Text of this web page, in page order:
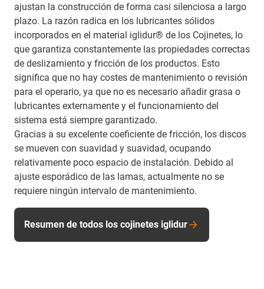
ajustan la construcción de forma casi silenciosa a largo
plazo. La razón radica en los lubricantes sólidos
incorporados en el material iglidur® de los Cojinetes, lo
que garantiza constantemente las propiedades correctas
de deslizamiento y fricción de los productos. Esto
significa que no hay costes de mantenimiento o revisión
para el operario, ya que no es necesario añadir grasa o
lubricantes externamente y el funcionamiento del
sistema está siempre garantizado.
Gracias a su excelente coeficiente de fricción, los discos
se mueven con suavidad y suavidad, ocupando
relativamente poco espacio de instalación. Debido al
ajuste esporádico de las lamas, actualmente no se
requiere ningún intervalo de mantenimiento.
Resumen de todos los cojinetes iglidur